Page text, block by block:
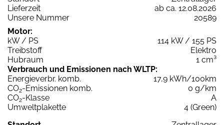
Lieferzeit
ab ca. 12.08.2026
Unsere Nummer
20589
Motor:
kW / PS
114 kW / 155 PS
Treibstoff
Elektro
Hubraum
1 cm³
Verbrauch und Emissionen nach WLTP:
Energieverbr. komb.
17,9 kWh/100km
CO2-Emissionen komb.
0 g/km
CO2-Klasse
A
Umweltplakette
4 (Green)